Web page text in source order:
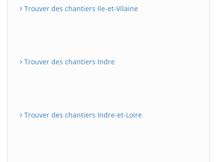
Trouver des chantiers Ile-et-Vilaine
Trouver des chantiers Indre
Trouver des chantiers Indre-et-Loire